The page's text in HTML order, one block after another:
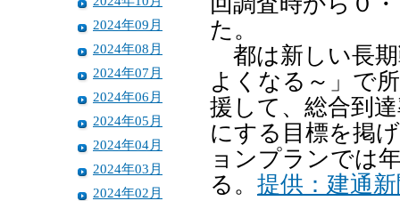
2024年09月
2024年08月
2024年07月
2024年06月
2024年05月
2024年04月
2024年03月
2024年02月
た。
都は新しい長期
よくなる～」で
援して、総合到
にする目標を掲
ョンプランでは
る。 提供：建通